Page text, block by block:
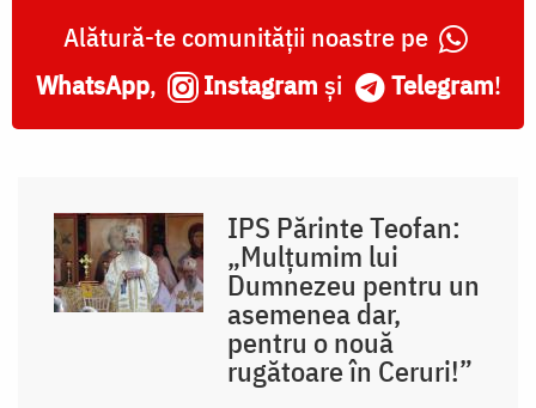
Alătură-te comunității noastre pe
WhatsApp, Instagram și Telegram!
IPS Părinte Teofan:
„Mulțumim lui
Dumnezeu pentru un
asemenea dar,
pentru o nouă
rugătoare în Ceruri!”